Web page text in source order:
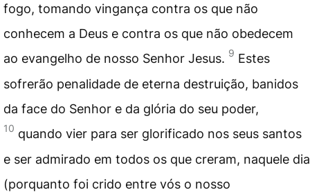
fogo, tomando vingança contra os que não
conhecem a Deus e contra os que não obedecem
ao evangelho de nosso Senhor Jesus. 9 Estes
sofrerão penalidade de eterna destruição, banidos
da face do Senhor e da glória do seu poder,
10 quando vier para ser glorificado nos seus santos
e ser admirado em todos os que creram, naquele dia
(porquanto foi crido entre vós o nosso